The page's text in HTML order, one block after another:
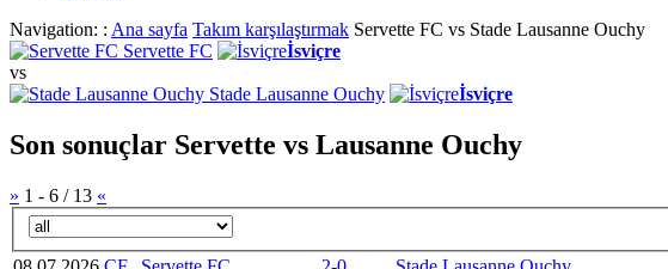
Navigation: : Ana sayfa Takım karşılaştırmak Servette FC vs Stade Lausanne Ouchy
Servette FC
İsviçre
vs
Stade Lausanne Ouchy
İsviçre
Son sonuçlar Servette vs Lausanne Ouchy
» 1 - 6 / 13 «